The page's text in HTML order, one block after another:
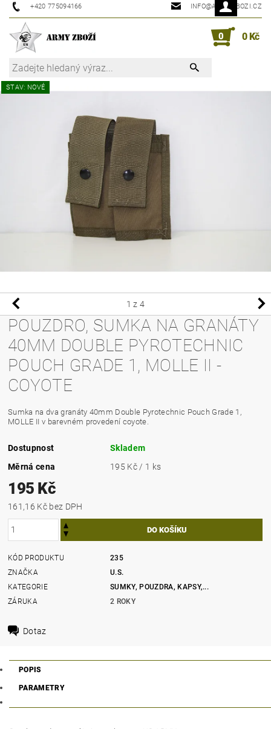
+420 775094166 INFO@ARMYZBOZI.CZ
0 0 Kč
STAV: NOVÉ
1 z 4
POUZDRO, SUMKA NA GRANÁTY
40MM DOUBLE PYROTECHNIC
POUCH GRADE 1, MOLLE II -
COYOTE
Sumka na dva granáty 40mm Double Pyrotechnic Pouch Grade 1,
MOLLE II v barevném provedení coyote.
Dostupnost
Skladem
Měrná cena
195 Kč / 1 ks
195 Kč
161,16 Kč bez DPH
KÓD PRODUKTU
235
ZNAČKA
U.S.
KATEGORIE
SUMKY, POUZDRA, KAPSY,...
ZÁRUKA
2 ROKY
Dotaz
POPIS
PARAMETRY